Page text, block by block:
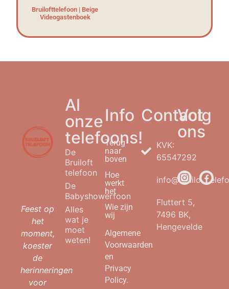
Bruilofttelefoon | Beige
Videogastenboek
Feest op
het
moment,
koester
de
herinneringen
voor
Al
onze
telefoons!
De
Bruiloft
telefoon
De
Babyshowerfoon
Alles
wat je
moet
weten!
Info
Terug
naar
boven
Hoe
werkt
het
Wie zijn
wij
Algemene
Voorwaarden
en
Privacy
Policy.
Contact
KVK:
65547292
Fluttert 5,
7496 BK,
Hengevelde
Volg
ons